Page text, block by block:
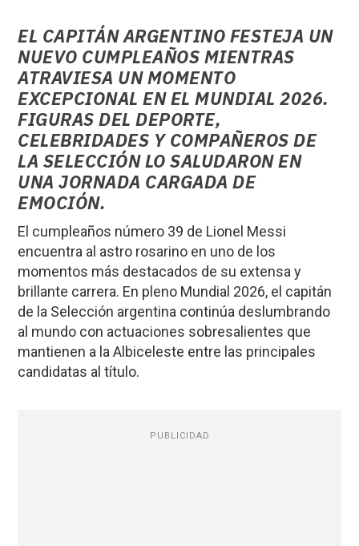
EL CAPITÁN ARGENTINO FESTEJA UN
NUEVO CUMPLEAÑOS MIENTRAS
ATRAVIESA UN MOMENTO
EXCEPCIONAL EN EL MUNDIAL 2026.
FIGURAS DEL DEPORTE,
CELEBRIDADES Y COMPAÑEROS DE
LA SELECCIÓN LO SALUDARON EN
UNA JORNADA CARGADA DE
EMOCIÓN.
El cumpleaños número 39 de Lionel Messi
encuentra al astro rosarino en uno de los
momentos más destacados de su extensa y
brillante carrera. En pleno Mundial 2026, el capitán
de la Selección argentina continúa deslumbrando
al mundo con actuaciones sobresalientes que
mantienen a la Albiceleste entre las principales
candidatas al título.
PUBLICIDAD